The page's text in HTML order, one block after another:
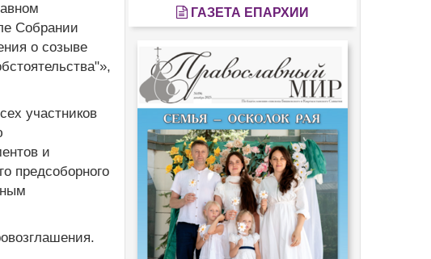
Собрании
о созыве
участников
и
предсоборного
ГАЗЕТА ЕПАРХИИ